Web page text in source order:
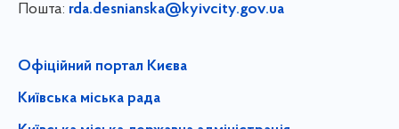
Пошта: rda.desnianska@kyivcity.gov.ua
Офіційний портал Києва
Київська міська рада